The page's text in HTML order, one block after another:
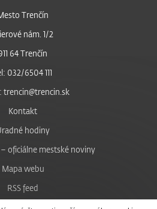
Trenčín
nám. 1/2
64 Trenčín
032/6504 111
trencin@trencin.sk
Kontakt
hodiny
oficiálne mestské noviny
Mapa webu
RSS feed